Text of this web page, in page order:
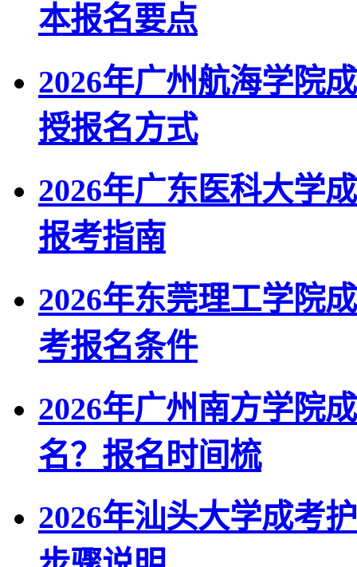
本报名要点
2026年广州航海学院
授报名方式
2026年广东医科大学
报考指南
2026年东莞理工学院
考报名条件
2026年广州南方学院
名？报名时间梳
2026年汕头大学成考